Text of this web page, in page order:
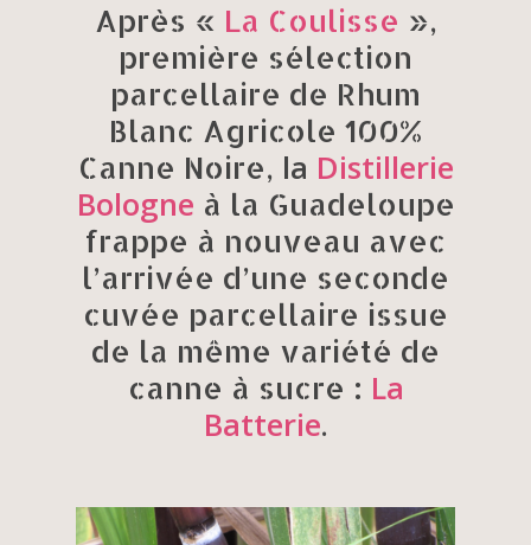
Après « La Coulisse »,
première sélection
parcellaire de Rhum
Blanc Agricole 100%
Canne Noire, la Distillerie
Bologne à la Guadeloupe
frappe à nouveau avec
l’arrivée d’une seconde
cuvée parcellaire issue
de la même variété de
canne à sucre : La
Batterie.